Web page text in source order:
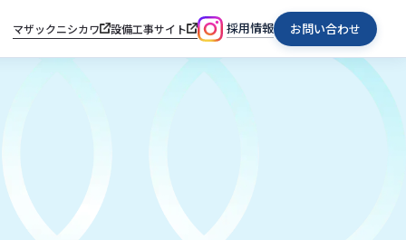
マザックニシカワ 設備工事サイト 採用情報 お問い合わせ